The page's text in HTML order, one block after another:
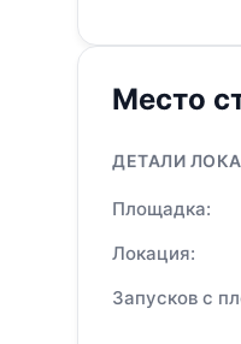
Место
ДЕТАЛИ
Площадка:
Локация:
Запусков с